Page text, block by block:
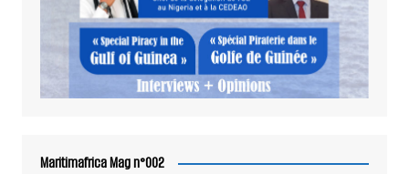
Maritimafrica Mag n°002